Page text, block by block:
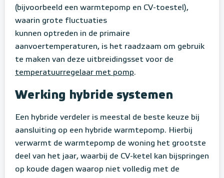
(bijvoorbeeld een warmtepomp en CV-toestel),
waarin grote fluctuaties
kunnen optreden in de primaire
aanvoertemperaturen, is het raadzaam om gebruik
te maken van deze uitbreidingsset voor de
temperatuurregelaar met pomp.
Werking hybride systemen
Een hybride verdeler is meestal de beste keuze bij
aansluiting op een hybride warmtepomp. Hierbij
verwarmt de warmtepomp de woning het grootste
deel van het jaar, waarbij de CV-ketel kan bijspringen
op koude dagen waarop niet volledig met de